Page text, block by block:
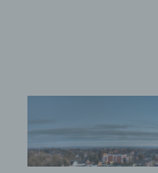
MP Mario
Training